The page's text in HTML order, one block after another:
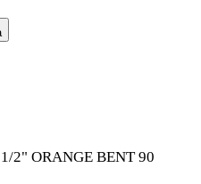
2" ORANGE BENT 90